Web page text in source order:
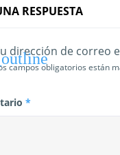
RESPUESTA
dirección de correo
campos obligatorios están
*